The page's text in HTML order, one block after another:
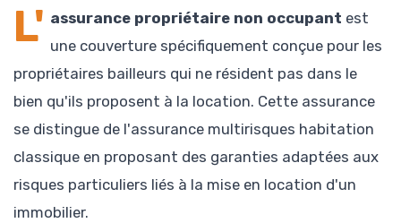
L' assurance propriétaire non occupant est
une couverture spécifiquement conçue pour les
propriétaires bailleurs qui ne résident pas dans le
bien qu'ils proposent à la location. Cette assurance
se distingue de l'assurance multirisques habitation
classique en proposant des garanties adaptées aux
risques particuliers liés à la mise en location d'un
immobilier.